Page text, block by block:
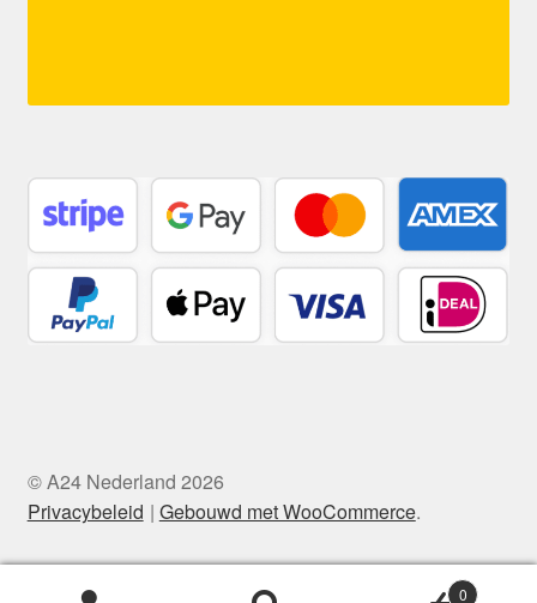
© A24 Nederland 2026
Privacybeleid
Gebouwd met WooCommerce.
0